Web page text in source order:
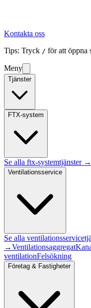
Kontakta oss
Tips: Tryck / för att öppna
Meny
Tjänster
FTX-system
Se alla ftx-systemtjänster →
Ventilationsservice
Se alla ventilationsservice
→Ventilationsaggregat
ventilationFelsökning
Företag & Fastigheter